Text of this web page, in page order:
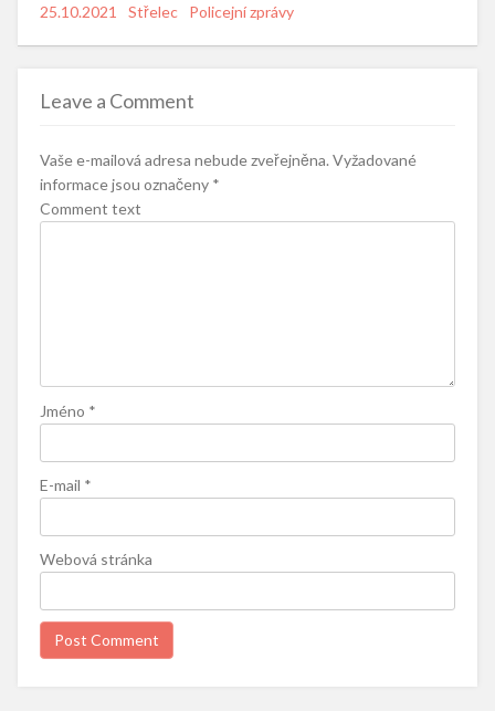
Posted
25.10.2021 Author
Střelec Categories
Policejní zprávy
Leave a Comment
Vaše e-mailová adresa nebude zveřejněna. Vyžadované
informace jsou označeny *
Comment text
Jméno *
E-mail *
Webová stránka